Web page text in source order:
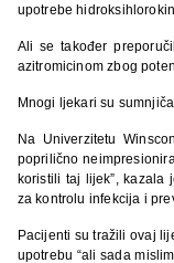
upotrebe
Ali se također
azitromicinom zbog
Mnogi ljekari su
Na Univerzitetu
poprilično
koristili taj lijek”, kazala
za kontrolu infekcija i
Pacijenti su tražili ovaj
upotrebu “ali sada